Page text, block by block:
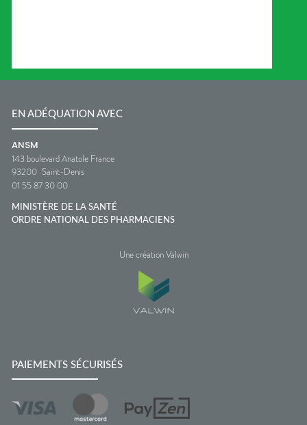
EN ADÉQUATION AVEC
ANSM
143 boulevard Anatole France
93200 Saint-Denis
01 55 87 30 00
MINISTÈRE DE LA SANTÉ
ORDRE NATIONAL DES PHARMACIENS
Une création Valwin
PAIEMENTS SÉCURISÉS